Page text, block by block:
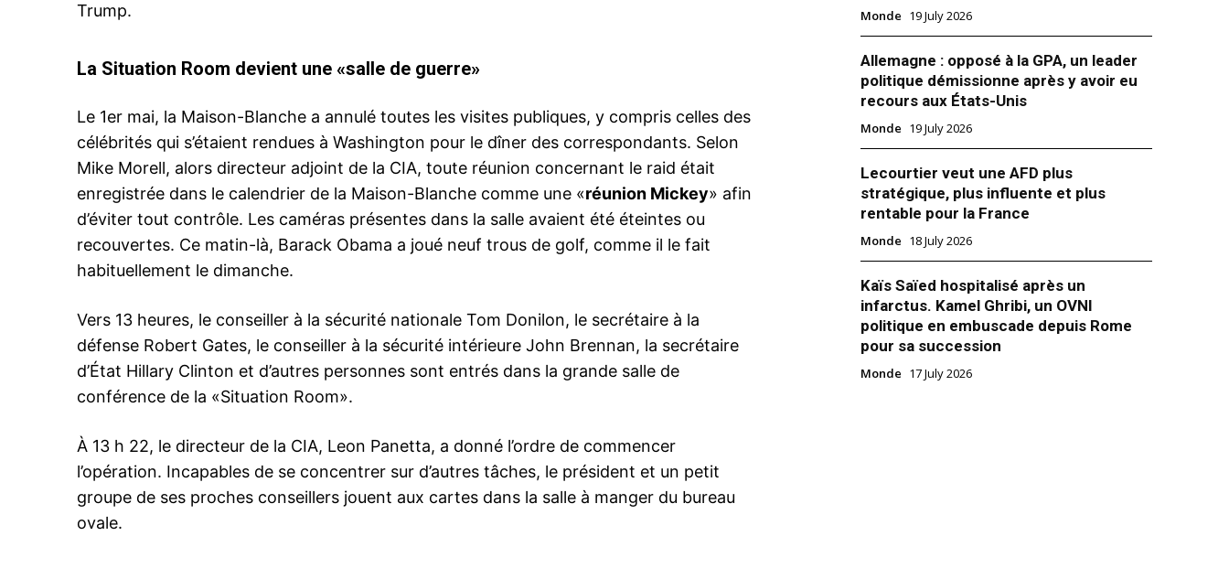
S'ABONNER MAINTENANT
Related
«Un crétin»: Biden tacle Trump en plaçant
26 May 2020
In "USA"
Obama, Sanders et Biden, les Avengers
s’adresser aux américains, assommés par
le coronavirus. L’ancien président a
annoncé mardi son soutien à Joe Biden,
capable selon lui de les guider à travers
16 April 2020
La Maison Blanche vire son dircom nommé
Le tout nouveau directeur de la
communication de la Maison-Blanche,
Anthony Scaramucci, a été limogé ce lundi,
moins de 10 jours après sa prise de
fonction. Très controversé, Anthony
Scaramucci, avait défrayé la chronique la
Trump.
La Situation Room devient une «salle de guerre»
Le 1er mai, la Maison-Blanche a annulé toutes les visites publiques, y compris celles des
célébrités qui s’étaient rendues à Washington pour le dîner des correspondants. Selon
Mike Morell, alors directeur adjoint de la CIA, toute réunion concernant le raid était
enregistrée dans le calendrier de la Maison-Blanche comme une «réunion Mickey» afin
d’éviter tout contrôle. Les caméras présentes dans la salle avaient été éteintes ou
recouvertes. Ce matin-là, Barack Obama a joué neuf trous de golf, comme il le fait
habituellement le dimanche.
Vers 13 heures, le conseiller à la sécurité nationale Tom Donilon, le secrétaire à la
défense Robert Gates, le conseiller à la sécurité intérieure John Brennan, la secrétaire
d’État Hillary Clinton et d’autres personnes sont entrés dans la grande salle de
conférence de la «Situation Room».
À 13 h 22, le directeur de la CIA, Leon Panetta, a donné l’ordre de commencer
l’opération. Incapables de se concentrer sur d’autres tâches, le président et un petit
groupe de ses proches conseillers jouent aux cartes dans la salle à manger du bureau
ovale.
Monde 19 July 2026
Allemagne : opposé à la GPA, un leader
politique démissionne après y avoir eu
recours aux États-Unis
Monde 19 July 2026
Lecourtier veut une AFD plus
stratégique, plus influente et plus
rentable pour la France
Monde 18 July 2026
Kaïs Saïed hospitalisé après un
infarctus. Kamel Ghribi, un OVNI
politique en embuscade depuis Rome
pour sa succession
Monde 17 July 2026